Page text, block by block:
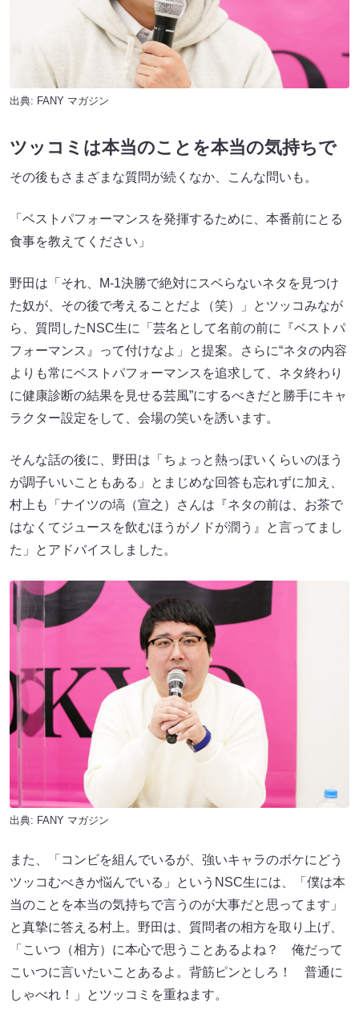
出典: FANY マガジン
ツッコミは本当のことを本当の気持ちで
その後もさまざまな質問が続くなか、こんな問いも。
「ベストパフォーマンスを発揮するために、本番前にとる
食事を教えてください」
野田は「それ、M-1決勝で絶対にスベらないネタを見つけ
た奴が、その後で考えることだよ（笑）」とツッコみなが
ら、質問したNSC生に「芸名として名前の前に『ベストパ
フォーマンス』って付けなよ」と提案。さらに“ネタの内容
よりも常にベストパフォーマンスを追求して、ネタ終わり
に健康診断の結果を見せる芸風”にするべきだと勝手にキャ
ラクター設定をして、会場の笑いを誘います。
そんな話の後に、野田は「ちょっと熱っぽいくらいのほう
が調子いいこともある」とまじめな回答も忘れずに加え、
村上も「ナイツの塙（宣之）さんは『ネタの前は、お茶で
はなくてジュースを飲むほうがノドが潤う』と言ってまし
た」とアドバイスしました。
出典: FANY マガジン
また、「コンビを組んでいるが、強いキャラのボケにどう
ツッコむべきか悩んでいる」というNSC生には、「僕は本
当のことを本当の気持ちで言うのが大事だと思ってます」
と真摯に答える村上。野田は、質問者の相方を取り上げ、
「こいつ（相方）に本心で思うことあるよね？ 俺だって
こいつに言いたいことあるよ。背筋ピンとしろ！ 普通に
しゃべれ！」とツッコミを重ねます。